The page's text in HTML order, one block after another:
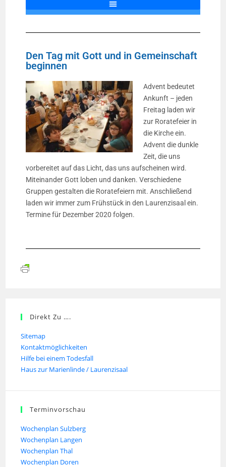
Den Tag mit Gott und in Gemeinschaft
beginnen
Advent bedeutet
Ankunft – jeden
Freitag laden wir
zur Roratefeier in
die Kirche ein.
Advent die dunkle
Zeit, die uns
vorbereitet auf das Licht, das uns aufscheinen wird.
Miteinander Gott loben und danken. Verschiedene
Gruppen gestalten die Roratefeiern mit. Anschließend
laden wir immer zum Frühstück in den Laurenzisaal ein.
Termine für Dezember 2020 folgen.
Direkt Zu ….
Sitemap
Kontaktmöglichkeiten
Hilfe bei einem Todesfall
Haus zur Marienlinde / Laurenzisaal
Terminvorschau
Wochenplan Sulzberg
Wochenplan Langen
Wochenplan Thal
Wochenplan Doren